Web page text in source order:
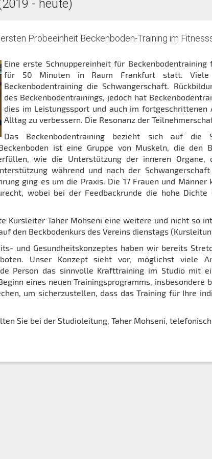
- heute)
Probeeinheit Beckenboden-Training im
Eine erste Schnuppereinheit für Beckenbodentraining
für 50 Minuten in Raum Frankfurt statt.
Beckenbodentraining die Schwangerschaft.
des Beckenbodentrainings, jedoch hat
dies im Leistungssport und auch im
Alltag zu verbessern. Die Resonanz der
Das Beckenbodentraining bezieht sich auf die
ist eine Gruppe von Muskeln, die den
wie die Unterstützung der inneren
während und nach der
ging es um die Praxis. Die 17 Frauen und
wobei bei der Feedbackrunde die hohe
Kursleiter Taher Mohseni eine weitere und nicht so
den Beckbodenkurs des Vereins dienstags
und Gesundheitskonzeptes haben wir bereits
Unser Konzept sieht vor, möglichst viele
Person das sinnvolle Krafttraining im Studio mit
eines neuen Trainingsprogramms, insbesondere
um sicherzustellen, dass das Training für Ihre
Sie bei der Studioleitung, Taher Mohseni,